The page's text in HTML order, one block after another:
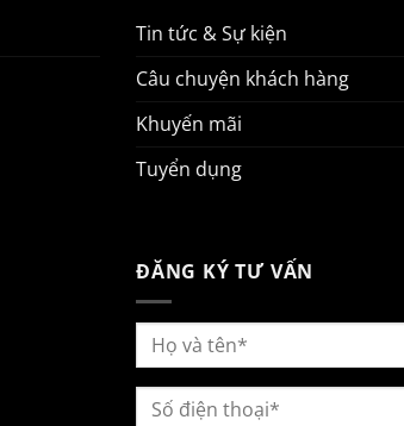
Tin tức & Sự kiện
Câu chuyện khách hàng
Khuyến mãi
Tuyển dụng
ĐĂNG KÝ TƯ VẤN